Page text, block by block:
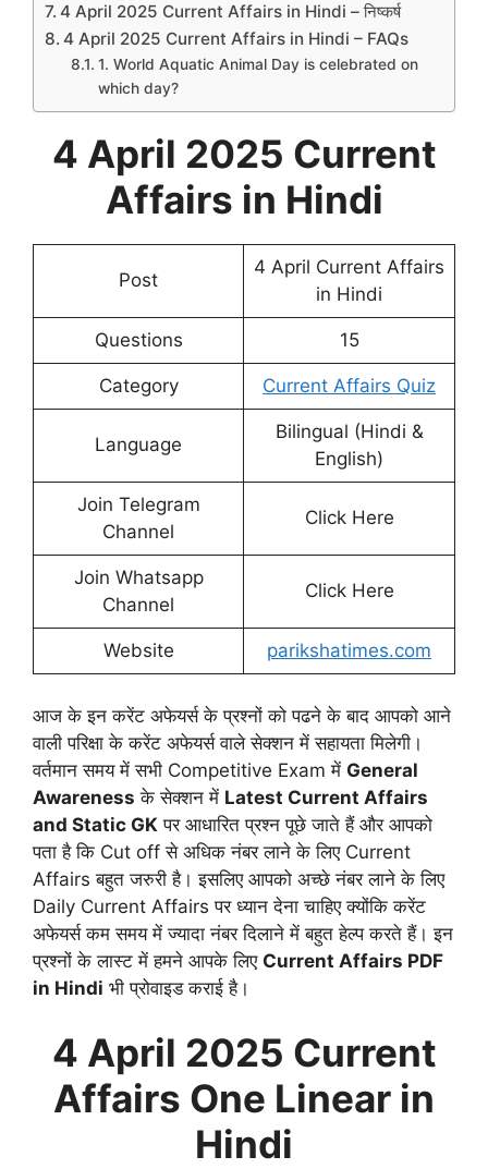
4 April 2025 Current Affairs in Hindi – निष्कर्ष
4 April 2025 Current Affairs in Hindi – FAQs
1. World Aquatic Animal Day is celebrated on
which day?
4 April 2025 Current
Affairs in Hindi
Post
4 April Current Affairs
in Hindi
Questions 15
Category Current Affairs Quiz
Language
Bilingual (Hindi &
English)
Join Telegram
Channel
Click Here
Join Whatsapp
Channel
Click Here
Website parikshatimes.com
आज के इन करेंट अफेयर्स के प्रश्नों को पढने के बाद आपको आने
वाली परिक्षा के करेंट अफेयर्स वाले सेक्शन में सहायता मिलेगी।
वर्तमान समय में सभी Competitive Exam में General
Awareness के सेक्शन में Latest Current Affairs
and Static GK पर आधारित प्रश्न पूछे जाते हैं और आपको
पता है कि Cut off से अधिक नंबर लाने के लिए Current
Affairs बहुत जरुरी है। इसलिए आपको अच्छे नंबर लाने के लिए
Daily Current Affairs पर ध्यान देना चाहिए क्योंकि करेंट
अफेयर्स कम समय में ज्यादा नंबर दिलाने में बहुत हेल्प करते हैं। इन
प्रश्नों के लास्ट में हमने आपके लिए Current Affairs PDF
in Hindi भी प्रोवाइड कराई है।
4 April 2025 Current
Affairs One Linear in
Hindi